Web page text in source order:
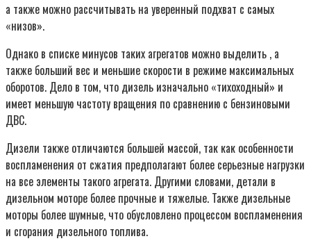
а также можно рассчитывать на уверенный подхват с самых
«низов».
Однако в списке минусов таких агрегатов можно выделить , а
также больший вес и меньшие скорости в режиме максимальных
оборотов. Дело в том, что дизель изначально «тихоходный» и
имеет меньшую частоту вращения по сравнению с бензиновыми
ДВС.
Дизели также отличаются большей массой, так как особенности
воспламенения от сжатия предполагают более серьезные нагрузки
на все элементы такого агрегата. Другими словами, детали в
дизельном моторе более прочные и тяжелые. Также дизельные
моторы более шумные, что обусловлено процессом воспламенения
и сгорания дизельного топлива.